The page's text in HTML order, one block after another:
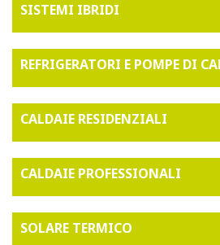
SISTEMI IBRIDI
REFRIGERATORI E POMPE DI
CALDAIE RESIDENZIALI
CALDAIE PROFESSIONALI
SOLARE TERMICO